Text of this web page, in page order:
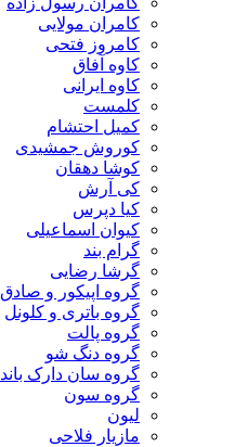
کامران مولایی
کامروز فتحی
کاوه آفاق
کاوه ایرانی
کلمست
کمیل احتشام
کوروش جمشیدی
کوشا دهقان
کی آرش
کیا دپرس
کیوان اسماعیلی
گرام بند
گرشا رضایی
گروه اپیکور و صادق
گروه باتری و کلونل
گروه پالت
گروه دنگ شو
گروه سان دارک باند
گروه سون
لیون
مازیار فلاحی